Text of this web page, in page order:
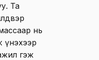
Та
нь
үнэхээр
гэж